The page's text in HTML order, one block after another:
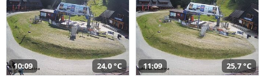
10:09 24,0 °C 11:09 25,7 °C